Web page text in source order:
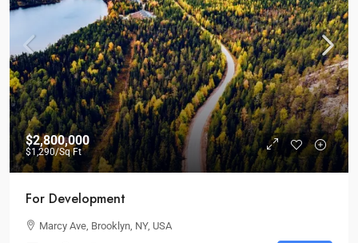
$2,800,000
$1,290/Sq Ft
For Development
Marcy Ave, Brooklyn, NY, USA